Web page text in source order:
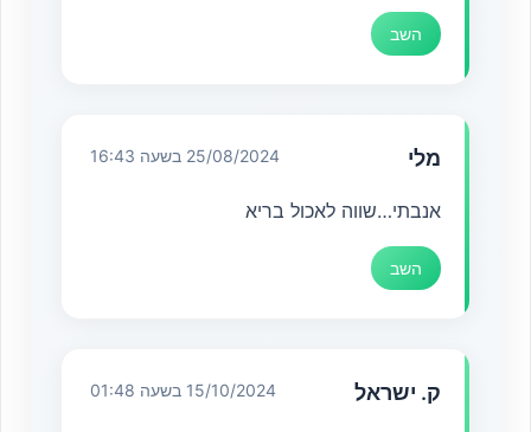
השב
מלי 25/08/2024 בשעה 16:43
אנבתי…שווה לאכול בריא
השב
ק. ישראל 15/10/2024 בשעה 01:48